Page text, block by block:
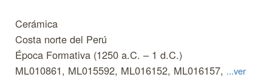
Cerámica
Costa norte del Perú
Época Formativa (1250 a.C. – 1 d.C.)
ML010861, ML015592, ML016152, ML016157, ...ver